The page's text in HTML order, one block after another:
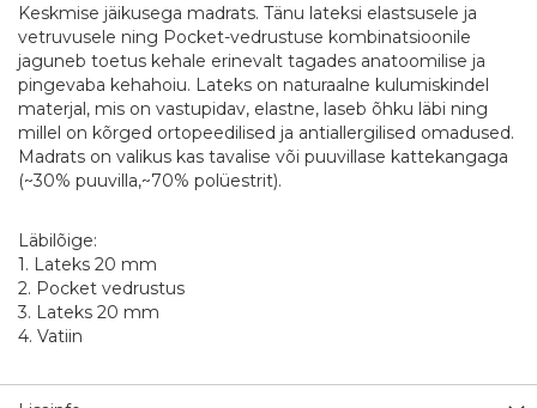
Keskmise jäikusega madrats. Tänu lateksi elastsusele ja
vetruvusele ning Pocket-vedrustuse kombinatsioonile
jaguneb toetus kehale erinevalt tagades anatoomilise ja
pingevaba kehahoiu. Lateks on naturaalne kulumiskindel
materjal, mis on vastupidav, elastne, laseb õhku läbi ning
millel on kõrged ortopeedilised ja antiallergilised omadused.
Madrats on valikus kas tavalise või puuvillase kattekangaga
(~30% puuvilla,~70% polüestrit).
Läbilõige:
1. Lateks 20 mm
2. Pocket vedrustus
3. Lateks 20 mm
4. Vatiin